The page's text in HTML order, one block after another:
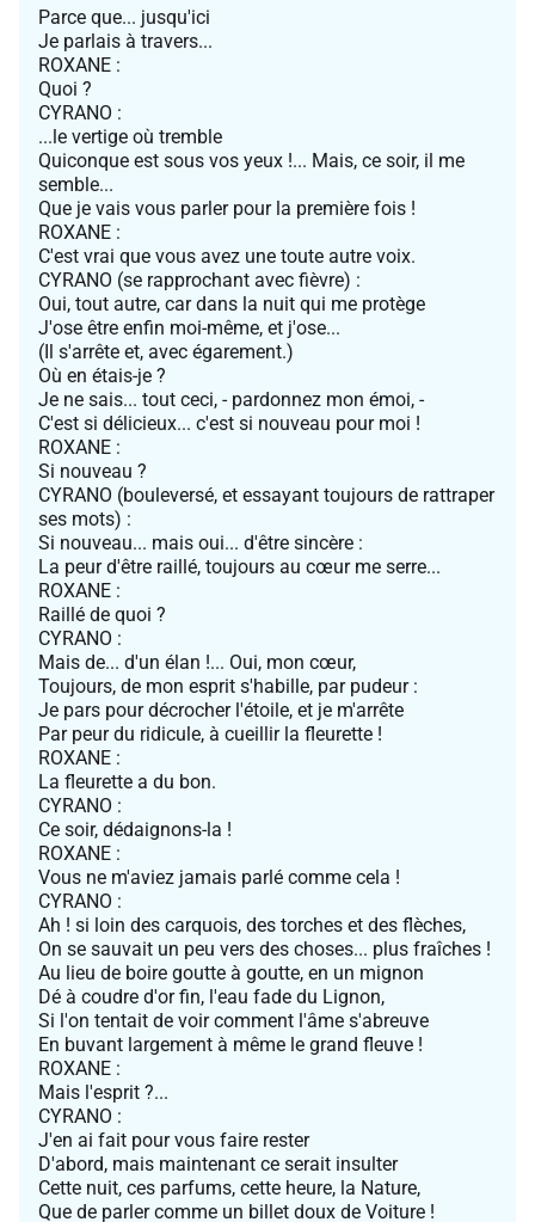
Parce que... jusqu'ici
Je parlais à travers...
ROXANE :
Quoi ?
CYRANO :
...le vertige où tremble
Quiconque est sous vos yeux !... Mais, ce soir, il me
semble...
Que je vais vous parler pour la première fois !
ROXANE :
C'est vrai que vous avez une toute autre voix.
CYRANO (se rapprochant avec fièvre) :
Oui, tout autre, car dans la nuit qui me protège
J'ose être enfin moi-même, et j'ose...
(Il s'arrête et, avec égarement.)
Où en étais-je ?
Je ne sais... tout ceci, - pardonnez mon émoi, -
C'est si délicieux... c'est si nouveau pour moi !
ROXANE :
Si nouveau ?
CYRANO (bouleversé, et essayant toujours de rattraper
ses mots) :
Si nouveau... mais oui... d'être sincère :
La peur d'être raillé, toujours au cœur me serre...
ROXANE :
Raillé de quoi ?
CYRANO :
Mais de... d'un élan !... Oui, mon cœur,
Toujours, de mon esprit s'habille, par pudeur :
Je pars pour décrocher l'étoile, et je m'arrête
Par peur du ridicule, à cueillir la fleurette !
ROXANE :
La fleurette a du bon.
CYRANO :
Ce soir, dédaignons-la !
ROXANE :
Vous ne m'aviez jamais parlé comme cela !
CYRANO :
Ah ! si loin des carquois, des torches et des flèches,
On se sauvait un peu vers des choses... plus fraîches !
Au lieu de boire goutte à goutte, en un mignon
Dé à coudre d'or fin, l'eau fade du Lignon,
Si l'on tentait de voir comment l'âme s'abreuve
En buvant largement à même le grand fleuve !
ROXANE :
Mais l'esprit ?...
CYRANO :
J'en ai fait pour vous faire rester
D'abord, mais maintenant ce serait insulter
Cette nuit, ces parfums, cette heure, la Nature,
Que de parler comme un billet doux de Voiture !